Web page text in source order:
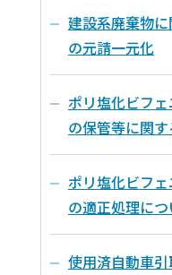
建設系廃棄物
の元請一元化
ポリ塩化ビフ
の保管等に関
ポリ塩化ビフ
の適正処理に
使用済自動車